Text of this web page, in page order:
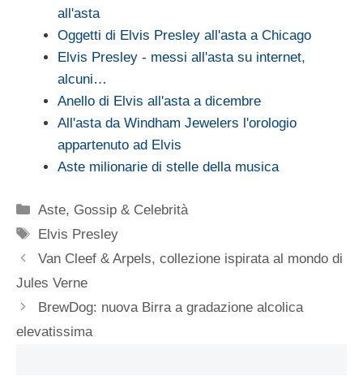
all'asta
Oggetti di Elvis Presley all'asta a Chicago
Elvis Presley - messi all'asta su internet,
alcuni…
Anello di Elvis all'asta a dicembre
All'asta da Windham Jewelers l'orologio
appartenuto ad Elvis
Aste milionarie di stelle della musica
Categorie
Aste, Gossip & Celebrità
Tag
Elvis Presley
Van Cleef & Arpels, collezione ispirata al mondo di
Jules Verne
BrewDog: nuova Birra a gradazione alcolica
elevatissima